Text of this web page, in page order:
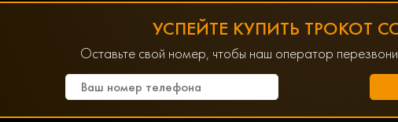
УСПЕЙТЕ КУПИТЬ ТРОКОТ
Оставьте свой номер, чтобы наш оператор